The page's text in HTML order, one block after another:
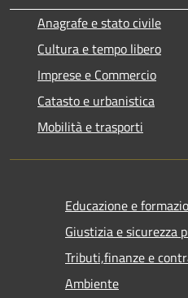
Anagrafe e stato civile
Cultura e tempo libero
Imprese e Commercio
Catasto e urbanistica
Mobilità e trasporti
Educazione e
Giustizia e sicurezza
Tributi,finanze e
Ambiente